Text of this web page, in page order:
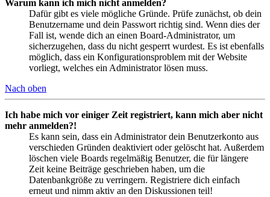
Warum kann ich mich nicht anmelden?
Dafür gibt es viele mögliche Gründe. Prüfe zunächst, ob dein
Benutzername und dein Passwort richtig sind. Wenn dies der
Fall ist, wende dich an einen Board-Administrator, um
sicherzugehen, dass du nicht gesperrt wurdest. Es ist ebenfalls
möglich, dass ein Konfigurationsproblem mit der Website
vorliegt, welches ein Administrator lösen muss.
Nach oben
Ich habe mich vor einiger Zeit registriert, kann mich aber nicht
mehr anmelden?!
Es kann sein, dass ein Administrator dein Benutzerkonto aus
verschieden Gründen deaktiviert oder gelöscht hat. Außerdem
löschen viele Boards regelmäßig Benutzer, die für längere
Zeit keine Beiträge geschrieben haben, um die
Datenbankgröße zu verringern. Registriere dich einfach
erneut und nimm aktiv an den Diskussionen teil!